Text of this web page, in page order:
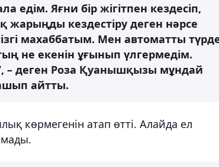
едім. Яғни бір жігітпен кездесіп,
жарыңды кездестіру деген нәрсе
махаббатым. Мен автоматты
не екенін ұғынып үлгермедім.
– деген Роза Қуанышқызы мұндай
айтты.
көрмегенін атап өтті. Алайда ел